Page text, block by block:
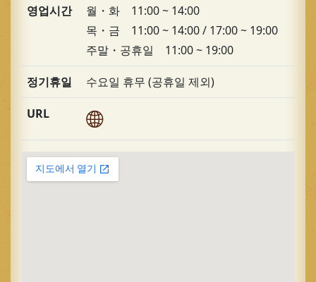
영업시간
월・화 11:00 ~ 14:00
목・금 11:00 ~ 14:00 / 17:00 ~ 19:00
주말・공휴일 11:00 ~ 19:00
정기휴일 수요일 휴무 (공휴일 제외)
URL